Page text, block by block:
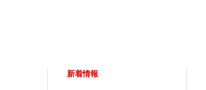
新着情報